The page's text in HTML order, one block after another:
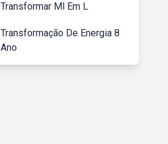
Transformar Ml Em L
Transformação De Energia 8
Ano